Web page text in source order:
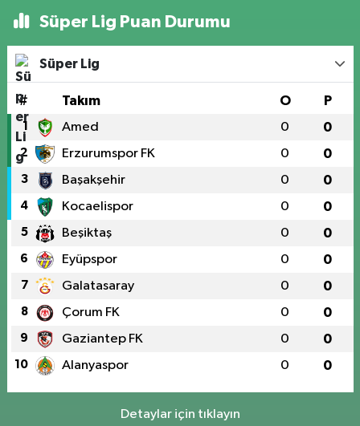
Süper Lig Puan Durumu
Süper Lig
# Takım O P
1 Amed 0 0
2 Erzurumspor FK 0 0
3 Başakşehir 0 0
4 Kocaelispor 0 0
5 Beşiktaş 0 0
6 Eyüpspor 0 0
7 Galatasaray 0 0
8 Çorum FK 0 0
9 Gaziantep FK 0 0
10 Alanyaspor 0 0
Detaylar için tıklayın